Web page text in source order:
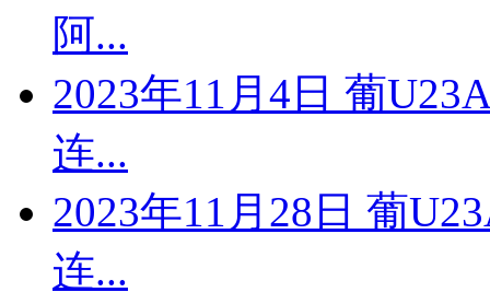
阿...
2023年11月4日 葡
连...
2023年11月28日 葡
连...